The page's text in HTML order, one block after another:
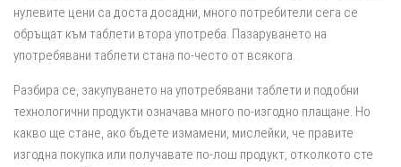
нулевите цени са доста досадни, много потребители сега се
обръщат към таблети втора употреба. Пазаруването на
употребявани таблети стана по-често от всякога.
Разбира се, закупуването на употребявани таблети и подобни
технологични продукти означава много по-изгодно плащане. Но
какво ще стане, ако бъдете измамени, мислейки, че правите
изгодна покупка или получавате по-лош продукт, отколкото сте